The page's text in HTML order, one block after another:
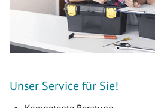
Unser Service für Sie!